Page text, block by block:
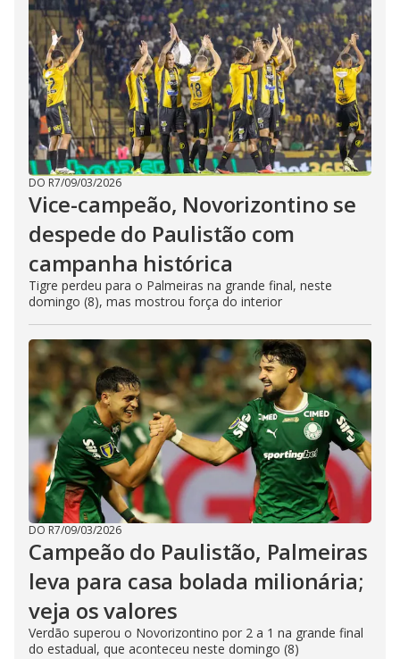
DO R7/09/03/2026
Vice-campeão, Novorizontino se
despede do Paulistão com
campanha histórica
Tigre perdeu para o Palmeiras na grande final, neste
domingo (8), mas mostrou força do interior
DO R7/09/03/2026
Campeão do Paulistão, Palmeiras
leva para casa bolada milionária;
veja os valores
Verdão superou o Novorizontino por 2 a 1 na grande final
do estadual, que aconteceu neste domingo (8)